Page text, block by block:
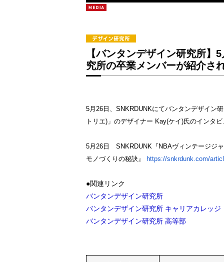
【バンタンデザイン研究所
究所の卒業メンバーが紹介さ
5月26日、SNKRDUNKにてバンタンデザイン
トリエ)」のデザイナー Kay(ケイ)氏のインタ
5月26日 SNKRDUNK『NBAヴィンテージジ
モノづくりの秘訣』
https://snkrdunk.com/
●関連リンク
バンタンデザイン研究所
バンタンデザイン研究所 キャリアカレッジ
バンタンデザイン研究所 高等部